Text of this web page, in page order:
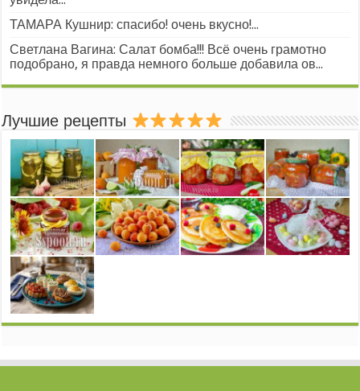
ТАМАРА Кушнир: спасибо! очень вкусно!...
Светлана Вагина: Салат бомба!!! Всё очень грамотно
подобрано, я правда немного больше добавила ов...
Лучшие рецепты